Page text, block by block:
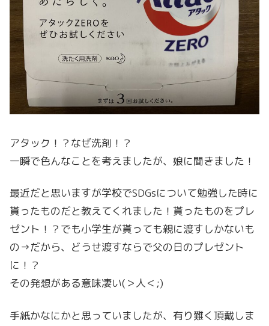
アタック！？なぜ洗剤！？
一瞬で色んなことを考えましたが、娘に聞きました！
最近だと思いますが学校でSDGsについて勉強した時に
貰ったものだと教えてくれました！貰ったものをプレ
ゼント！？でも小学生が貰っても親に渡すしかないも
の→だから、どうせ渡すならで父の日のプレゼント
に！？
その発想がある意味凄い(＞人＜;)
手紙かなにかと思っていましたが、有り難く頂戴しま